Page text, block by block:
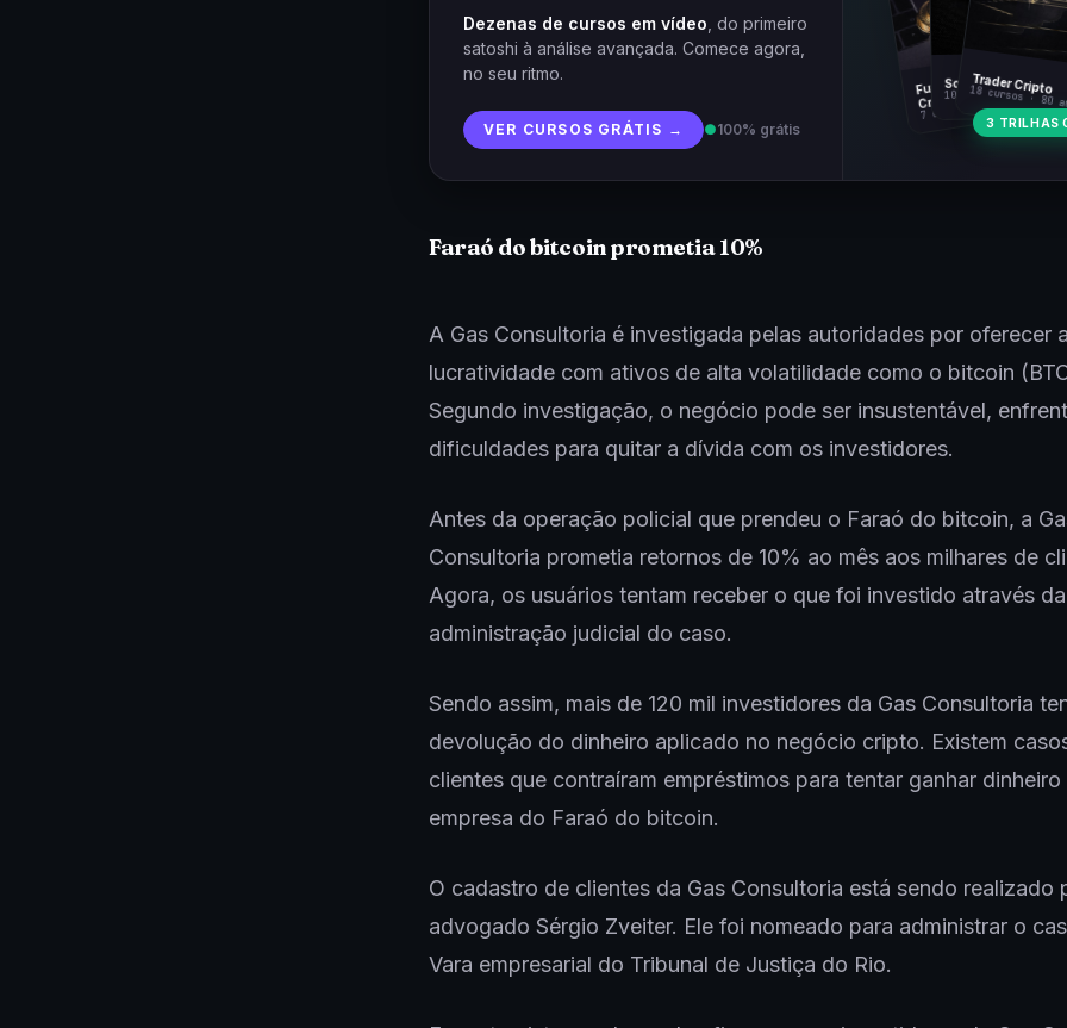
Dezenas de cursos em vídeo , do primeiro
satoshi à análise avançada. Comece agora,
no seu ritmo.
VER CURSOS GRÁTIS → ●100% grátis
Fundamentos
Cripto
7 cursos · 31 aulas
Trader Cripto
18 cursos · 80
Soberania Bitcoin
10 cursos · 44 aulas
3 TRILHAS
Faraó do bitcoin prometia 10%
A Gas Consultoria é investigada pelas autoridades por oferecer
lucratividade com ativos de alta volatilidade como o bitcoin
Segundo investigação, o negócio pode ser insustentável,
dificuldades para quitar a dívida com os investidores.
Antes da operação policial que prendeu o Faraó do bitcoin, a
Consultoria prometia retornos de 10% ao mês aos milhares de
Agora, os usuários tentam receber o que foi investido através da
administração judicial do caso.
Sendo assim, mais de 120 mil investidores da Gas Consultoria
devolução do dinheiro aplicado no negócio cripto. Existem
clientes que contraíram empréstimos para tentar ganhar dinheiro
empresa do Faraó do bitcoin.
O cadastro de clientes da Gas Consultoria está sendo realizado
advogado Sérgio Zveiter. Ele foi nomeado para administrar o
Vara empresarial do Tribunal de Justiça do Rio.